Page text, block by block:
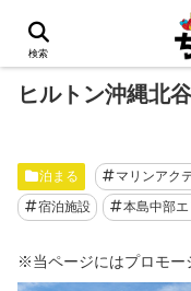
泊
ヒルトン沖縄北
泊まる マリンアク
宿泊施設
本島中部エ
※当ページにはプロモー
検索